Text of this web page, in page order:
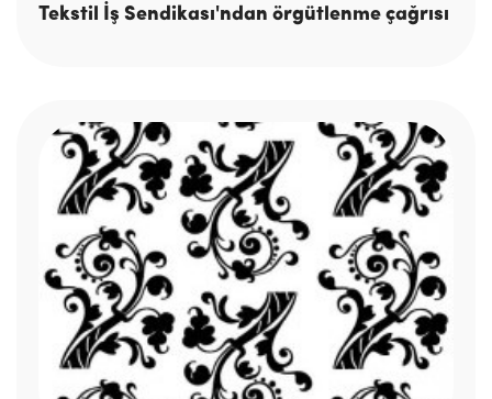
Tekstil İş Sendikası'ndan örgütlenme çağrısı